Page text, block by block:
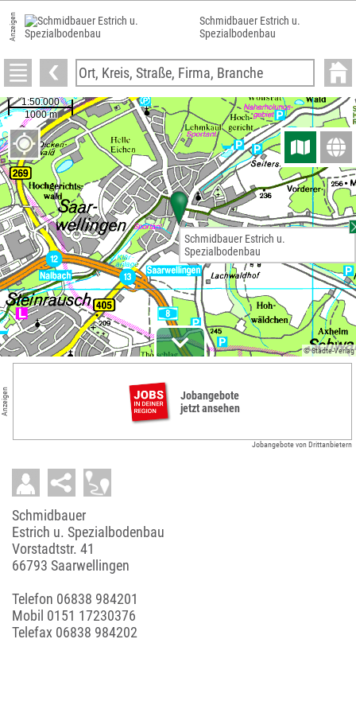
Anzeigen
Schmidbauer Estrich u.
Spezialbodenbau
© Städte-Verlag
Schmidbauer Estrich u.
Spezialbodenbau
Anzeigen
Jobangebote
jetzt ansehen
Jobangebote von Drittanbietern
Schmidbauer
Estrich u. Spezialbodenbau
Vorstadtstr. 41
66793 Saarwellingen
Telefon 06838 984201
Mobil 0151 17230376
Telefax 06838 984202